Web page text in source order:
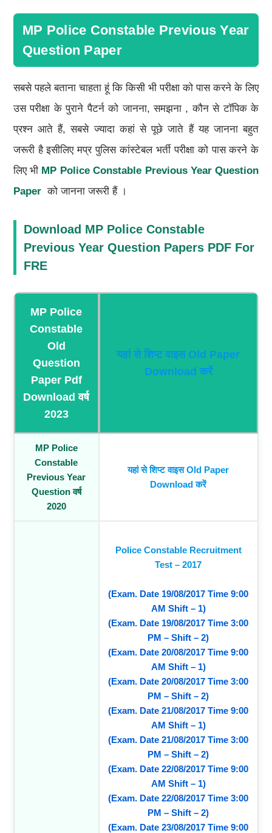
MP Police Constable Previous Year
Question Paper
सबसे पहले बताना चाहता हूं कि किसी भी परीक्षा को पास करने के लिए
उस परीक्षा के पुराने पैटर्न को जानना, समझना , कौन से टॉपिक के
प्रश्न आते हैं, सबसे ज्यादा कहां से पूछे जाते हैं यह जानना बहुत
जरूरी है इसीलिए मप्र पुलिस कांस्टेबल भर्ती परीक्षा को पास करने के
लिए भी MP Police Constable Previous Year Question
Paperको जानना जरूरी हैं ।
Download MP Police Constable
Previous Year Question Papers PDF For
FRE
MP Police
Constable
Old
Question
Paper Pdf
Download वर्ष
2023
यहां से शिप्ट वाइस Old Paper
Download करें
MP Police
Constable
Previous Year
Question वर्ष
2020
यहां से शिप्ट वाइस Old Paper
Download करें
Police Constable Recruitment
Test – 2017
(Exam. Date 19/08/2017 Time 9:00
AM Shift – 1)
(Exam. Date 19/08/2017 Time 3:00
PM – Shift – 2)
(Exam. Date 20/08/2017 Time 9:00
AM Shift – 1)
(Exam. Date 20/08/2017 Time 3:00
PM – Shift – 2)
(Exam. Date 21/08/2017 Time 9:00
AM Shift – 1)
(Exam. Date 21/08/2017 Time 3:00
PM – Shift – 2)
(Exam. Date 22/08/2017 Time 9:00
AM Shift – 1)
(Exam. Date 22/08/2017 Time 3:00
PM – Shift – 2)
(Exam. Date 23/08/2017 Time 9:00